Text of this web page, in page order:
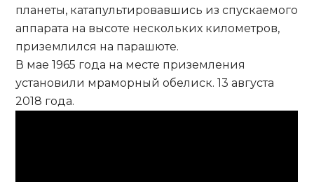
планеты, катапультировавшись из спускаемого
аппарата на высоте нескольких километров,
приземлился на парашюте.
В мае 1965 года на месте приземления
установили мраморный обелиск. 13 августа
2018 года.